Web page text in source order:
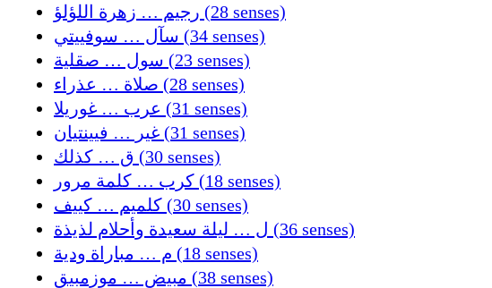
رجيم … زهرة اللؤلؤ (28 senses)
سآل … سوفييتي (34 senses)
سول … صقلية (23 senses)
صلاة … عذراء (28 senses)
عرب … غوريلا (31 senses)
غير … فيينتيان (31 senses)
ق … كذلك (30 senses)
كرب … كلمة مرور (18 senses)
كلميم … كييف (30 senses)
ل … ليلة سعيدة وأحلام لذيذة (36 senses)
م … مباراة ودية (18 senses)
مبيض … موزمبيق (38 senses)